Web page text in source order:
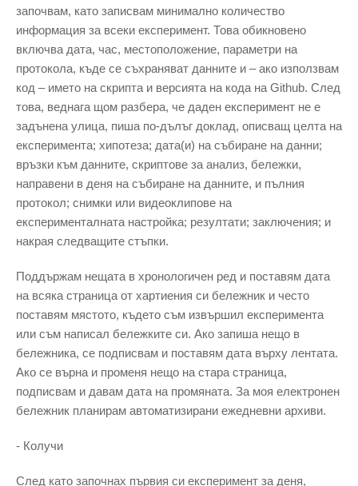
започвам, като записвам минимално количество
информация за всеки експеримент. Това обикновено
включва дата, час, местоположение, параметри на
протокола, къде се съхраняват данните и – ако използвам
код – името на скрипта и версията на кода на Github. След
това, веднага щом разбера, че даден експеримент не е
задънена улица, пиша по-дълъг доклад, описващ целта на
експеримента; хипотеза; дата(и) на събиране на данни;
връзки към данните, скриптове за анализ, бележки,
направени в деня на събиране на данните, и пълния
протокол; снимки или видеоклипове на
експерименталната настройка; резултати; заключения; и
накрая следващите стъпки.
Поддържам нещата в хронологичен ред и поставям дата
на всяка страница от хартиения си бележник и често
поставям мястото, където съм извършил експеримента
или съм написал бележките си. Ако запиша нещо в
бележника, се подписвам и поставям дата върху лентата.
Ако се върна и променя нещо на стара страница,
подписвам и давам дата на промяната. За моя електронен
бележник планирам автоматизирани ежедневни архиви.
- Колучи
След като започнах първия си експеримент за деня,